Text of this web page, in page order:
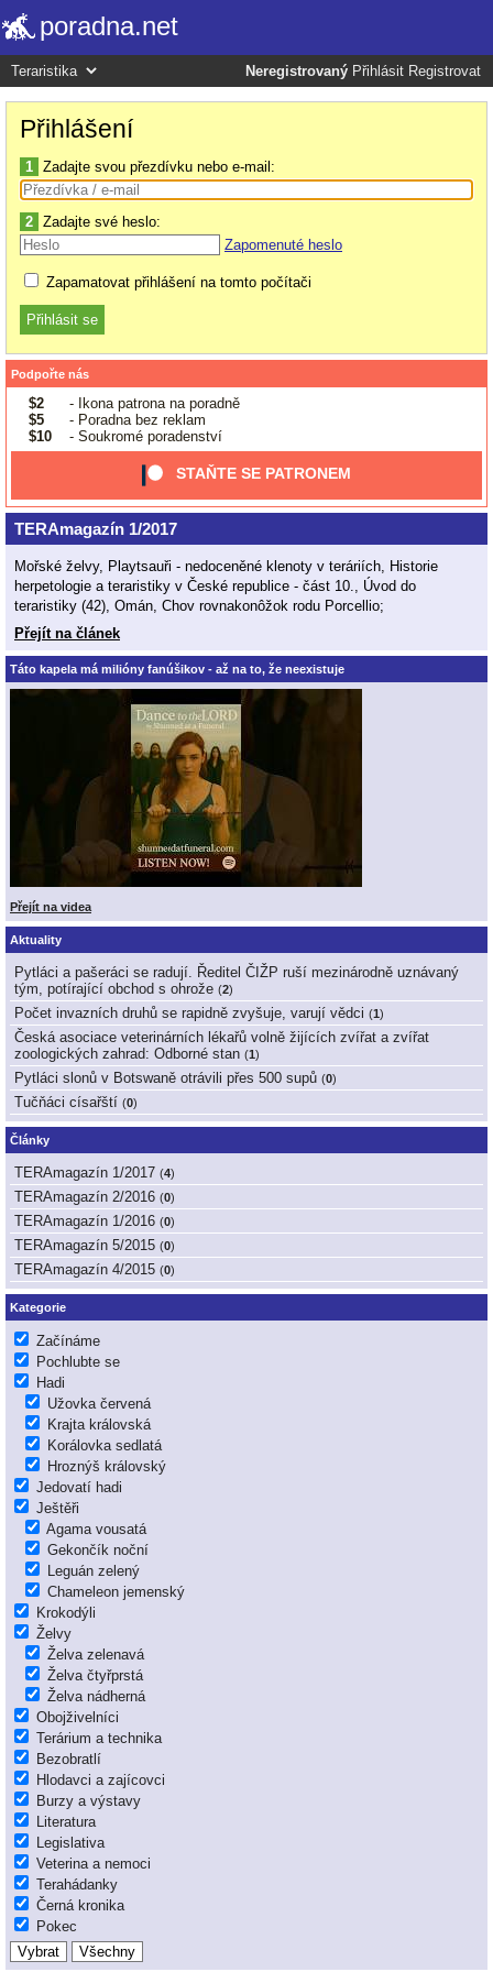
poradna.net
Neregistrovaný Přihlásit Registrovat
Přihlášení
1 Zadajte svou přezdívku nebo e-mail:
2 Zadajte své heslo:
Zapomenuté heslo
Zapamatovat přihlášení na tomto počítači
Podpořte nás
$2
- Ikona patrona na poradně
$5
- Poradna bez reklam
$10
- Soukromé poradenství
STAŇTE SE PATRONEM
TERAmagazín 1/2017
Mořské želvy, Playtsauři - nedoceněné klenoty v teráriích, Historie
herpetologie a teraristiky v České republice - část 10., Úvod do
teraristiky (42), Omán, Chov rovnakonôžok rodu Porcellio;
Přejít na článek
Táto kapela má milióny fanúšikov - až na to, že neexistuje
Přejít na videa
Aktuality
Pytláci a pašeráci se radují. Ředitel ČIŽP ruší mezinárodně uznávaný
tým, potírající obchod s ohrože (2)
Počet invazních druhů se rapidně zvyšuje, varují vědci (1)
Česká asociace veterinárních lékařů volně žijících zvířat a zvířat
zoologických zahrad: Odborné stan (1)
Pytláci slonů v Botswaně otrávili přes 500 supů (0)
Tučňáci císařští (0)
Články
TERAmagazín 1/2017 (4)
TERAmagazín 2/2016 (0)
TERAmagazín 1/2016 (0)
TERAmagazín 5/2015 (0)
TERAmagazín 4/2015 (0)
Kategorie
Začínáme
Pochlubte se
Hadi
Užovka červená
Krajta královská
Korálovka sedlatá
Hroznýš královský
Jedovatí hadi
Ještěři
Agama vousatá
Gekončík noční
Leguán zelený
Chameleon jemenský
Krokodýli
Želvy
Želva zelenavá
Želva čtyřprstá
Želva nádherná
Obojživelníci
Terárium a technika
Bezobratlí
Hlodavci a zajícovci
Burzy a výstavy
Literatura
Legislativa
Veterina a nemoci
Terahádanky
Černá kronika
Pokec